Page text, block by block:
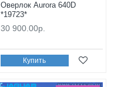
Оверлок Aurora 640D
*19723*
30 900.00р.
Купить